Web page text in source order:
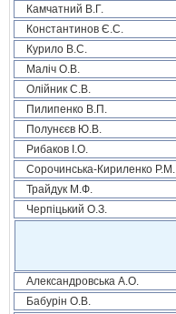
Камчатний В.Г.
Константинов Є.С.
Курило В.С.
Маліч О.В.
Олійник С.В.
Пилипенко В.П.
Полунєєв Ю.В.
Рибаков І.О.
Сорочинська-Кириленко Р.М.
Трайдук М.Ф.
Черпіцький О.З.
Александровська А.О.
Бабурін О.В.